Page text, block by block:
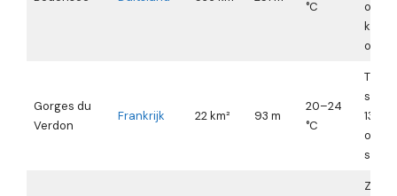
°C
Gorges du
Verdon
Frankrijk 22 km² 93 m
20–24
°C